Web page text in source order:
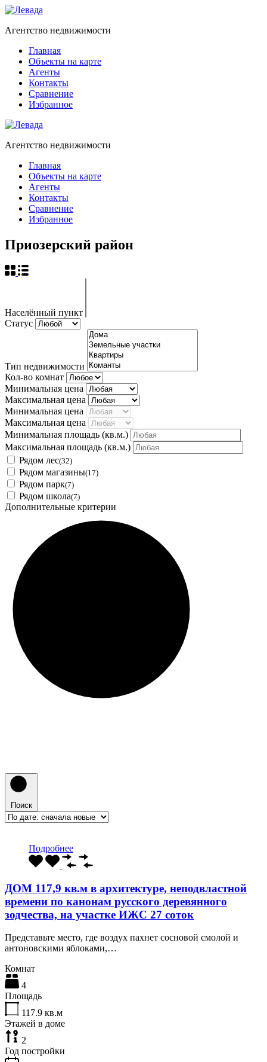
Агентство недвижимости
Главная
Объекты на карте
Агенты
Контакты
Сравнение
Избранное
Агентство недвижимости
Главная
Объекты на карте
Агенты
Контакты
Сравнение
Избранное
Приозерский район
Населённый пункт
Статус
Тип недвижимости
Кол-во комнат
Минимальная цена
Максимальная цена
Минимальная цена
Максимальная цена
Минимальная площадь (кв.м.)
Максимальная площадь (кв.м.)
Рядом лес(32)
Рядом магазины(17)
Рядом парк(7)
Рядом школа(7)
Дополнительные критерии
Поиск
Подробнее
ДОМ 117,9 кв.м в архитектуре, неподвластной
времени по канонам русского деревянного
зодчества, на участке ИЖС 27 соток
Представьте место, где воздух пахнет сосновой смолой и
антоновскими яблоками,…
Комнат
4
Площадь
117.9 кв.м
Этажей в доме
2
Год постройки